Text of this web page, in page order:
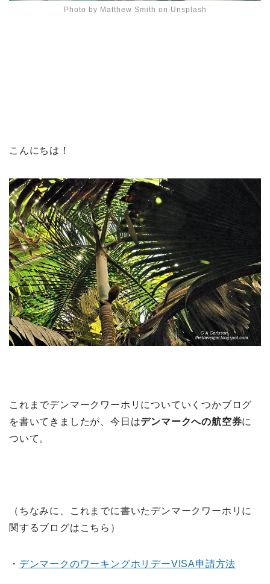
Photo by Matthew Smith on Unsplash
こんにちは！
これまでデンマークワーホリについていくつかブログ
を書いてきましたが、今日はデンマークへの航空券に
ついて。
（ちなみに、これまでに書いたデンマークワーホリに
関するブログはこちら）
・ デンマークのワーキングホリデーVISA申請方法